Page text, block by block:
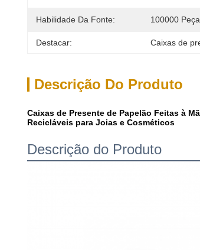
Habilidade Da Fonte: 100000
Destacar: Caixas de
Descrição Do Produto
Caixas de Presente de Papelão Feitas à
Recicláveis para Joias e Cosméticos
Descrição do Produto